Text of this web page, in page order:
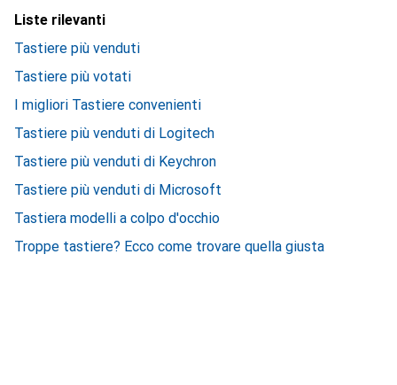
Liste rilevanti
Tastiere più venduti
Tastiere più votati
I migliori Tastiere convenienti
Tastiere più venduti di Logitech
Tastiere più venduti di Keychron
Tastiere più venduti di Microsoft
Tastiera modelli a colpo d'occhio
Troppe tastiere? Ecco come trovare quella giusta